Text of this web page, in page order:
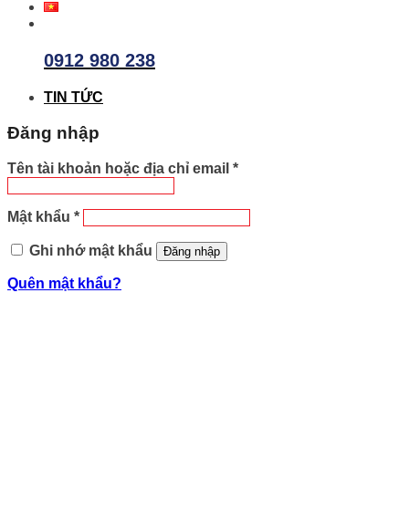
0912 980 238
TIN TỨC
Đăng nhập
Tên tài khoản hoặc địa chỉ email *
Mật khẩu *
Ghi nhớ mật khẩu Đăng nhập
Quên mật khẩu?